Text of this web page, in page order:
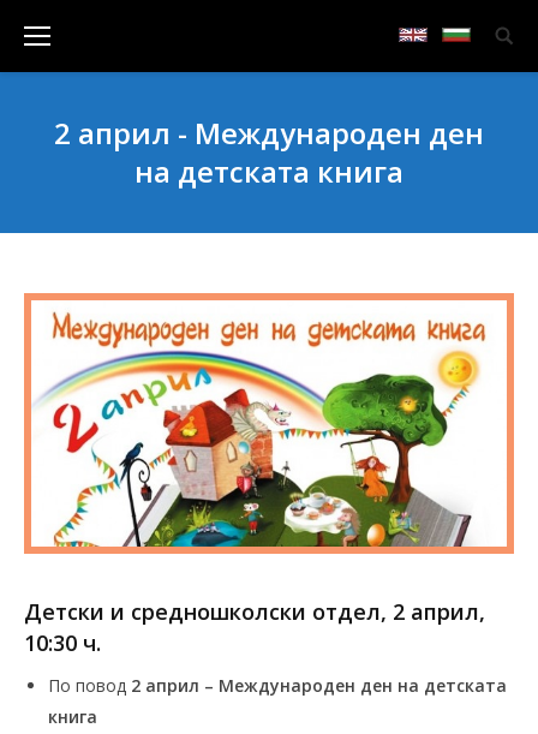
2 април - Международен ден
на детската книга
Детски и средношколски отдел, 2 април,
10:30 ч.
По повод 2 април – Международен ден на детската
книга